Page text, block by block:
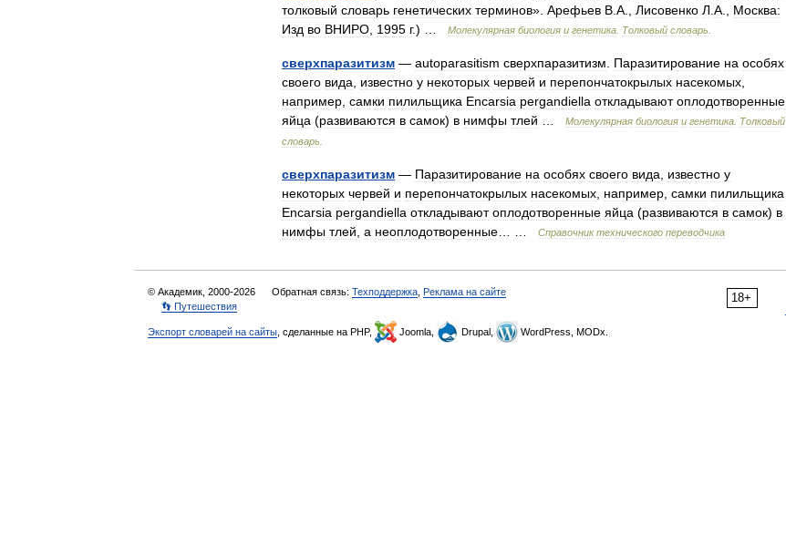
толковый словарь генетических терминов». Арефьев В А Лисовенко Л А
Москва:
Изд во ВНИРО 1995 г.) … Молекулярная биология и генетика Толковый словарь
сверхпаразитизм — autoparasitism сверхпаразитизм Паразитирование на особях
своего вида известно у некоторых червей и перепончатокрылых насекомых
например самки пилильщика Encarsia pergandiella откладывают оплодотворенные
яйца (развиваются в самок) в нимфы тлей Молекулярная биология и генетика Толковый
словарь
сверхпаразитизм — Паразитирование на особях своего вида известно у
некоторых червей и перепончатокрылых насекомых например самки пилильщика
Encarsia pergandiella откладывают оплодотворенные яйца (развиваются в самок) в
нимфы тлей а неоплодотворенные Справочник технического переводчика
18+
© Академик, 2000-2026 Обратная связь: Техподдержка Реклама на сайте
👣 Путешествия
Экспорт словарей на сайты , сделанные на PHP, Joomla, Drupal, WordPress, MODx.